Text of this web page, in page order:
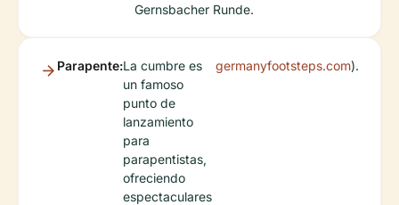
Gernsbacher Runde.
Parapente:La cumbre es
un famoso
punto de
lanzamiento
para
parapentistas,
ofreciendo
espectaculares
germanyfootsteps.com).